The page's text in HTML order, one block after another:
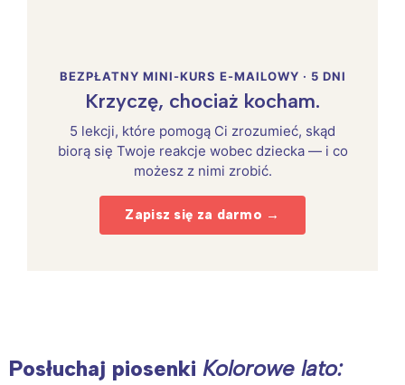
BEZPŁATNY MINI-KURS E-MAILOWY · 5 DNI
Krzyczę, chociaż kocham.
5 lekcji, które pomogą Ci zrozumieć, skąd
biorą się Twoje reakcje wobec dziecka — i co
możesz z nimi zrobić.
Zapisz się za darmo →
Posłuchaj piosenki Kolorowe lato: